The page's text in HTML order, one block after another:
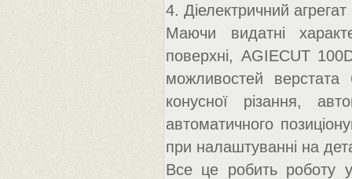
4. Діелектричний
Маючи видатні
поверхні, AGIECUT
можливостей верстата
конусної різання,
автоматичного
при налаштуванні на
Все це робить роботу